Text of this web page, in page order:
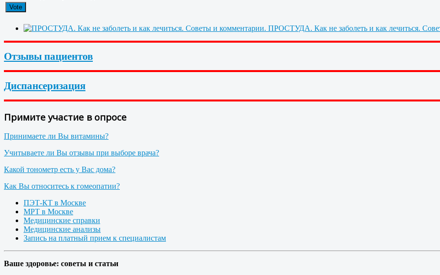
ПРОСТУДА. Как не заболеть и как лечиться.
Отзывы пациентов
Диспансеризация
Примите участие в опросе
Принимаете ли Вы витамины?
Учитываете ли Вы отзывы при выборе врача?
Какой тонометр есть у Вас дома?
Как Вы относитесь к гомеопатии?
ПЭТ-КТ в Москве
МРТ в Москве
Медицинские справки
Медицинские анализы
Запись на платный прием к специалистам
Ваше здоровье: советы и статьи